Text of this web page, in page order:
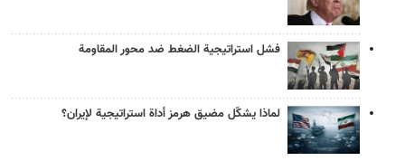
فشل استراتيجية الضغط ضد محور المقاومة
لماذا يشكّل مضيق هرمز أداة استراتيجية لإيران؟